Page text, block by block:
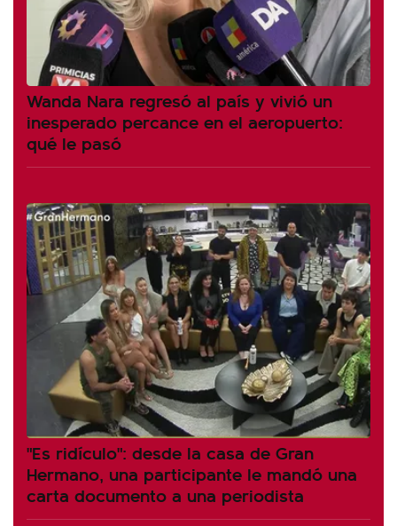
Wanda Nara regresó al país y vivió un
inesperado percance en el aeropuerto:
qué le pasó
"Es ridículo": desde la casa de Gran
Hermano, una participante le mandó una
carta documento a una periodista